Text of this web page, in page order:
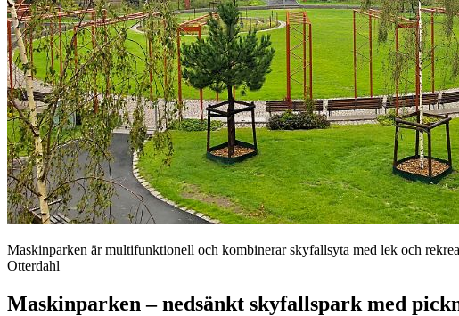
Maskinparken är multifunktionell och kombinerar skyfallsyta med lek och
Otterdahl
Maskinparken – nedsänkt skyfallspark med